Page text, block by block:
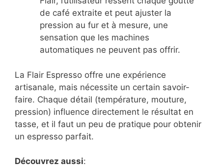
de café extraite et peut ajuster la
pression au fur et à mesure, une
sensation que les machines
automatiques ne peuvent pas offrir.
La Flair Espresso offre une expérience
artisanale, mais nécessite un certain savoir-
faire. Chaque détail (température, mouture,
pression) influence directement le résultat en
tasse, et il faut un peu de pratique pour obtenir
un espresso parfait.
Découvrez aussi: